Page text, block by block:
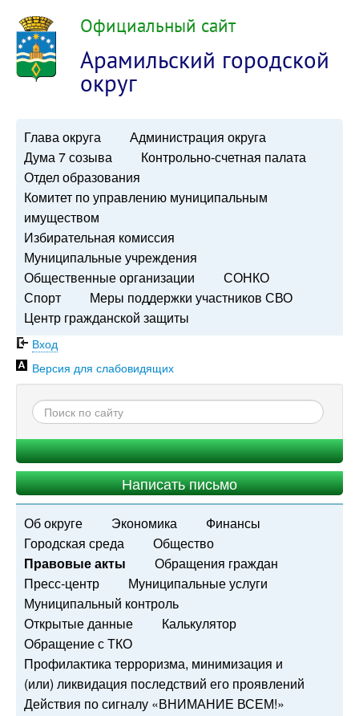
Официальный сайт
Арамильский городской
округ
Глава округа
Администрация округа
Дума 7 созыва
Контрольно-счетная палата
Отдел образования
Комитет по управлению муниципальным
имуществом
Избирательная комиссия
Муниципальные учреждения
Общественные организации
СОНКО
Спорт
Меры поддержки участников СВО
Центр гражданской защиты
Вход
Версия для слабовидящих
Написать письмо
Об округе Экономика
Финансы
Городская среда
Общество
Правовые акты
Обращения граждан
Пресс-центр
Муниципальные услуги
Муниципальный контроль
Открытые данные
Калькулятор
Обращение с ТКО
Профилактика терроризма, минимизация и
(или) ликвидация последствий его проявлений
Действия по сигналу «ВНИМАНИЕ ВСЕМ!»